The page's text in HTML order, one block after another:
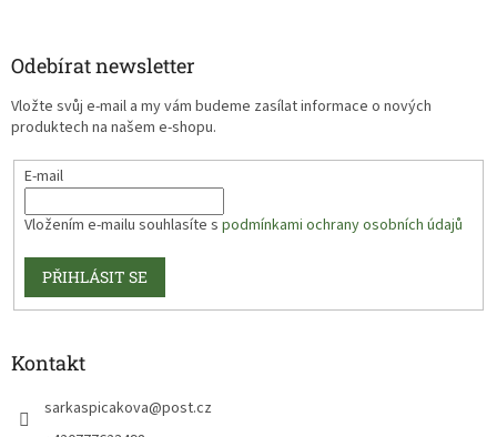
Odebírat newsletter
Vložte svůj e-mail a my vám budeme zasílat informace o nových
produktech na našem e-shopu.
E-mail
Vložením e-mailu souhlasíte s podmínkami ochrany osobních údajů
PŘIHLÁSIT SE
Kontakt
sarkaspicakova@post.cz